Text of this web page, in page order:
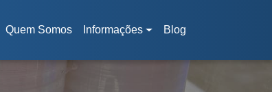
Quem Somos Informações Blog